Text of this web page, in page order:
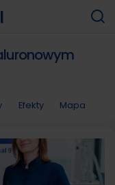
Efekty Mapa